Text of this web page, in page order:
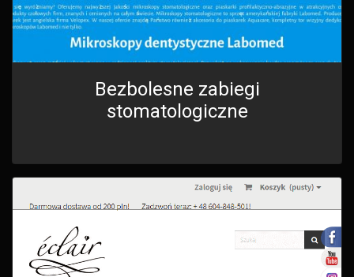
Bezbolesne zabiegi
stomatologiczne